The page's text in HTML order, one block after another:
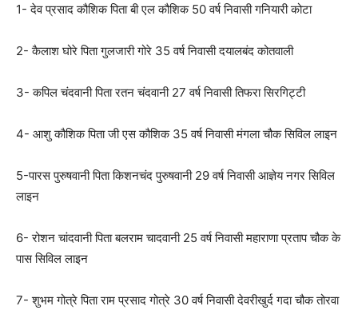
1- देव प्रसाद कौशिक पिता बी एल कौशिक 50 वर्ष निवासी गनियारी कोटा
2- कैलाश घोरे पिता गुलजारी गोरे 35 वर्ष निवासी दयालबंद कोतवाली
3- कपिल चंदवानी पिता रतन चंदवानी 27 वर्ष निवासी तिफरा सिरगिट्टी
4- आशु कौशिक पिता जी एस कौशिक 35 वर्ष निवासी मंगला चौक सिविल लाइन
5-पारस पुरुषवानी पिता किशनचंद पुरुषवानी 29 वर्ष निवासी आज्ञेय नगर सिविल
लाइन
6- रोशन चांदवानी पिता बलराम चादवानी 25 वर्ष निवासी महाराणा प्रताप चौक के
पास सिविल लाइन
7- शुभम गोत्रे पिता राम प्रसाद गोत्रे 30 वर्ष निवासी देवरीखुर्द गदा चौक तोरवा